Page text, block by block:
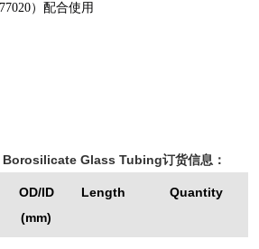
77020）配合使用
Glass Tubing订货信息：
OD/ID
(mm)
Length Quantity